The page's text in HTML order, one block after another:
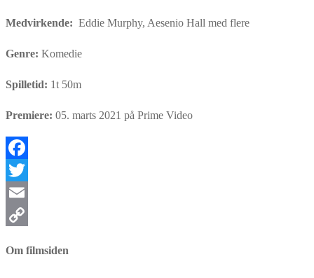
Medvirkende: Eddie Murphy, Aesenio Hall med flere
Genre: Komedie
Spilletid: 1t 50m
Premiere: 05. marts 2021 på Prime Video
Facebook
Twitter
Email
Om filmsiden